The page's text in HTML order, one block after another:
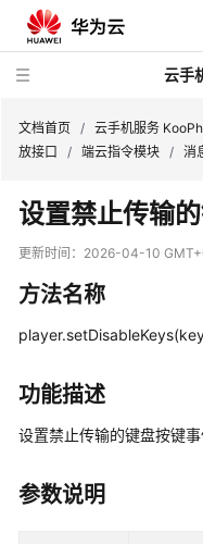
云手
最
新
动
品
绍
计
说
文档首页 / 云手机服务
放接口
/ 端云指令模块 / 消
设置禁止传输
更新时间： 2026-04-10
方法名称
功能描述
设置禁止传输的键盘按键事
参数说明